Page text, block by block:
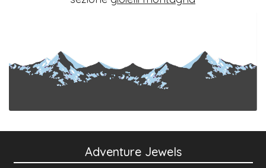
Adventure Jewels